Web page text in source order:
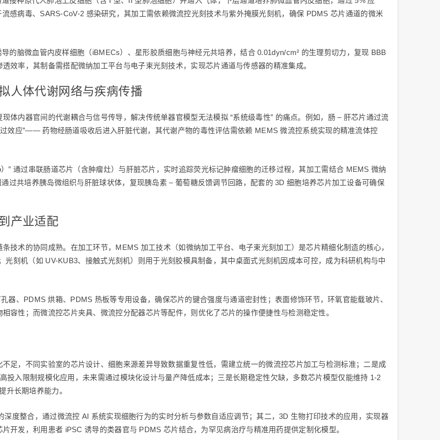
感病毒、SARS-CoV-2 感染研究，其加工需依赖微流控光刻技术与紫外掩膜光刻机，确保 PDMS 芯片通道的微米
的脑微血管内皮样细胞（iBMECs）、星形胶质细胞与神经元共培养，结合 0.01dyn/cm² 的生理剪切力，复现 BBB
效率，其制备需搭配微纳加工平台与电子束光刻技术，实现芯片通道与传感器的精准集成。
体代谢网络与疾病传播
体内器官间的代谢耦合与信号传导，解决传统单器官模型无法模拟 “系统级毒性” 的痛点。例如，肠 – 肝芯片通过流
效应”—— 药物经肠道吸收后进入肝脏代谢，其代谢产物的毒性评估需依赖 MEMS 微流控系统实现的精准流体控
” 通过串联肠道芯片（含肿瘤灶）与肝脏芯片，实时追踪荧光标记肿瘤细胞的迁移过程，其加工需结合 MEMS 微纳
过共培养胰岛微组织与肝脏球状体，复现胰岛素 – 葡萄糖反馈调节回路，配套的 3D 细胞培养芯片加工设备可确保
产业适配
技术的协同成熟。在加工环节，MEMS 加工技术（如微纳加工平台、电子束光刻加工）是芯片精细化制造的核心，
刻机（如 UV-KUB3、接触式光刻机）则用于光刻胶模具制备，其中桌面式光刻机因成本可控，成为科研机构与中
器、PDMS 烘箱、PDMS 热板等专用设备，确保芯片的键合强度与通道密封性；表面修饰环节，环氧官能载玻片、
容性；而微流控芯片夹具、微流控分配器芯片等配件，则优化了芯片的操作便捷性与检测稳定性。
足，不同实验室的芯片设计、细胞来源差异导致数据重复性低，需建立统一的微流控芯片加工与检测标准；二是成
投入限制规模化应用，未来需通过模块化设计与量产降低成本；三是长期稳定性欠缺，多数芯片模型仅能维持 1-2
升长期培养能力。
度整合，通过微流控 AI 系统实现细胞行为的实时分析与参数自适应调节；其二，3D 生物打印技术的应用，实现器
开发，利用患者 iPSC 诱导的类器官与 PDMS 芯片结合，为罕见病治疗与精准用药提供定制化模型。